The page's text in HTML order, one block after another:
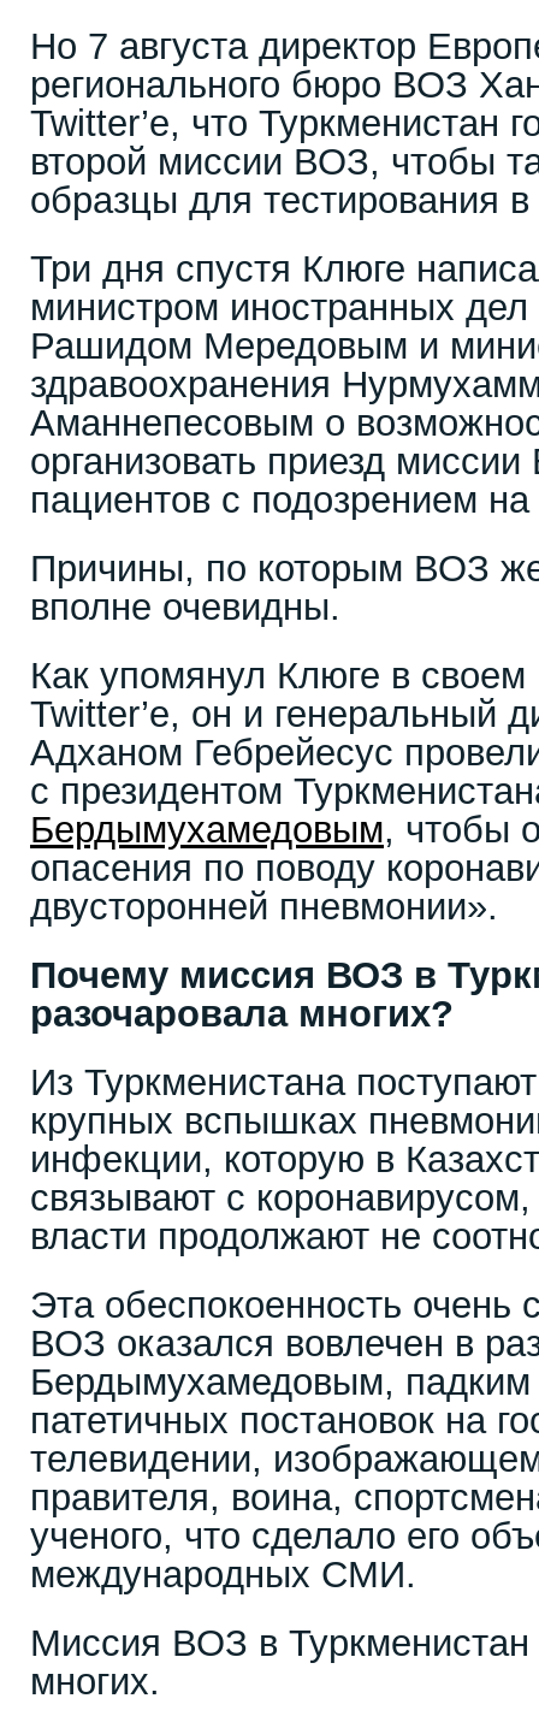
Но 7 августа директор
регионального бюро ВОЗ
Twitter’е, что Туркменистан
второй миссии ВОЗ, чтобы
образцы для тестирования
Три дня спустя Клюге
министром иностранных дел
Рашидом Мередовым и
здравоохранения
Аманнепесовым о
организовать приезд
пациентов с подозрением
Причины, по которым ВОЗ
вполне очевидны.
Как упомянул Клюге в
Twitter’е, он и генеральный
Адханом Гебрейесус
с президентом
Бердымухамедовым, чтобы
опасения по поводу
двусторонней пневмонии».
Почему миссия ВОЗ в
разочаровала многих?
Из Туркменистана
крупных вспышках
инфекции, которую в
связывают с
власти продолжают не
Эта обеспокоенность очень
ВОЗ оказался вовлечен в
Бердымухамедовым,
патетичных постановок на
телевидении,
правителя, воина,
ученого, что сделало его
международных СМИ.
Миссия ВОЗ в
многих.